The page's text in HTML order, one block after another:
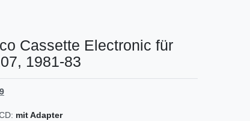
Cassette Electronic für
1981-83
mit Adapter